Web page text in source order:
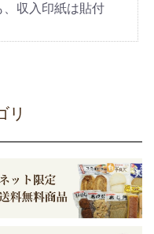
収入印紙は貼付
リ